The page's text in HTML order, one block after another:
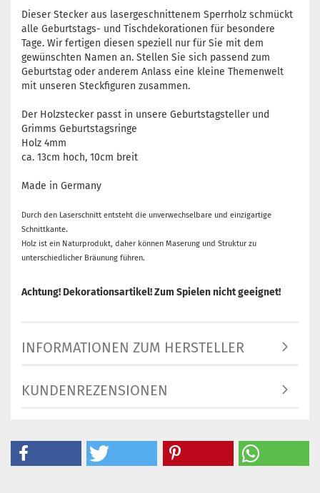
Dieser Stecker aus lasergeschnittenem Sperrholz schmückt
alle Geburtstags- und Tischdekorationen für besondere
Tage. Wir fertigen diesen speziell nur für Sie mit dem
gewünschten Namen an. Stellen Sie sich passend zum
Geburtstag oder anderem Anlass eine kleine Themenwelt
mit unseren Steckfiguren zusammen.
Der Holzstecker passt in unsere Geburtstagsteller und
Grimms Geburtstagsringe
Holz 4mm
ca. 13cm hoch, 10cm breit
Made in Germany
Durch den Laserschnitt entsteht die unverwechselbare und einzigartige
Schnittkante.
Holz ist ein Naturprodukt, daher können Maserung und Struktur zu
unterschiedlicher Bräunung führen.
Achtung! Dekorationsartikel! Zum Spielen nicht geeignet!
INFORMATIONEN ZUM HERSTELLER
KUNDENREZENSIONEN